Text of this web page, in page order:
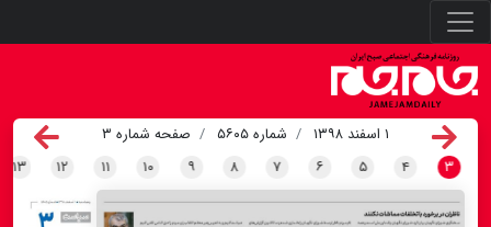
۱ اسفند ۱۳۹۸ شماره ۵۶۰۵
صفحه شماره ۳
۳ ۴ ۵ ۶ ۷ ۸ ۹ ۱۰ ۱۱ ۱۲ ۱۳